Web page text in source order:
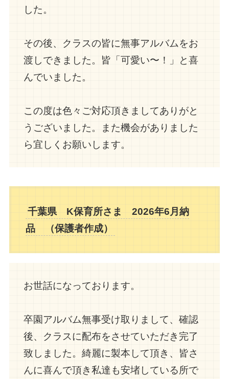
した。
その後、クラスの皆に無事アルバムをお
渡しできました。皆「可愛い〜！」と喜
んでいました。
この度は色々ご対応頂きましてありがと
うございました。また機会がありました
ら宜しくお願いします。
千葉県 K保育所さま 2026年6月納
品 （保護者作成）
お世話になっております。
卒園アルバム無事受け取りまして、確認
後、クラスに配布をさせていただき完了
致しました。綺麗に製本して頂き、皆さ
んに喜んで頂き私達も安堵している所で